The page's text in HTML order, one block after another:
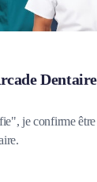
Dentaire
je confirme